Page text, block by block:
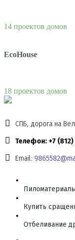
14 проектов домов
EcoHouse
18 проектов домов
СПБ, дорога на
Телефон: +7
Email:
Купить
Отбеливание